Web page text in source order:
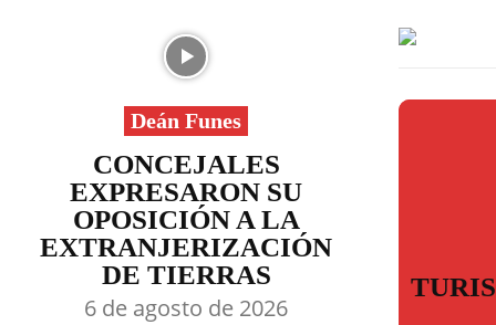
Deán Funes
CONCEJALES
EXPRESARON SU
OPOSICIÓN A LA
EXTRANJERIZACIÓN
DE TIERRAS
6 de agosto de 2026